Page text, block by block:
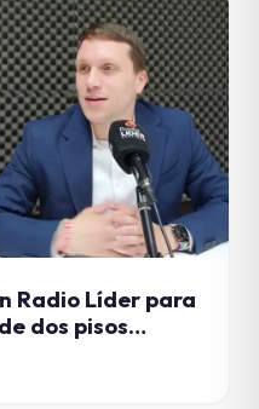
Radio Líder para
dos pisos